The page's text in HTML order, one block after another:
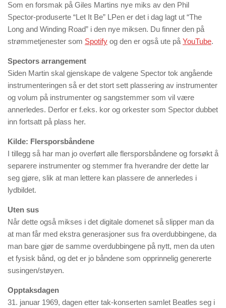
Som en forsmak på Giles Martins nye miks av den Phil
Spector-produserte “Let It Be” LPen er det i dag lagt ut “The
Long and Winding Road” i den nye miksen. Du finner den på
strømmetjenester som Spotify og den er også ute på YouTube.
Spectors arrangement
Siden Martin skal gjenskape de valgene Spector tok angående
instrumenteringen så er det stort sett plassering av instrumenter
og volum på instrumenter og sangstemmer som vil være
annerledes. Derfor er f.eks. kor og orkester som Spector dubbet
inn fortsatt på plass her.
Kilde: Flersporsbåndene
I tillegg så har man jo overført alle flersporsbåndene og forsøkt å
separere instrumenter og stemmer fra hverandre der dette lar
seg gjøre, slik at man lettere kan plassere de annerledes i
lydbildet.
Uten sus
Når dette også mikses i det digitale domenet så slipper man da
at man får med ekstra generasjoner sus fra overdubbingene, da
man bare gjør de samme overdubbingene på nytt, men da uten
et fysisk bånd, og det er jo båndene som opprinnelig genererte
susingen/støyen.
Opptaksdagen
31. januar 1969, dagen etter tak-konserten samlet Beatles seg i